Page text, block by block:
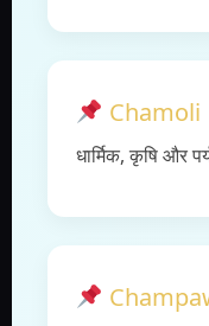
Chamoli
धार्मिक, कृषि और